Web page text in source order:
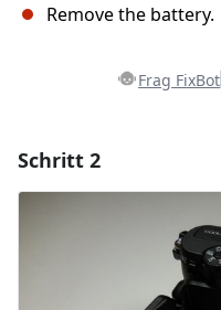
Remove the battery.
Frag FixBot
Schritt 2